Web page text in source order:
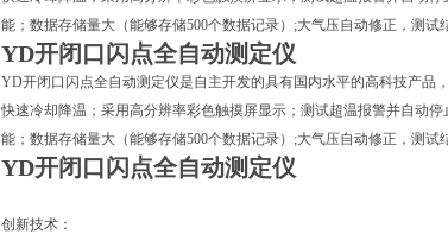
能；数据存储量大（能够存储500个数据记录）;大气压自动修正，测试
YD开闭口闪点全自动测定仪
YD开闭口闪点全自动测定仪是自主开发的具有国内水平的高科技产品
快速冷却降温；采用高分辨率彩色触摸屏显示；测试超温报警并自动
能；数据存储量大（能够存储500个数据记录）;大气压自动修正，测试
YD开闭口闪点全自动测定仪
创新技术：